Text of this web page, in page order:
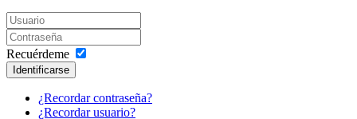
Recuérdeme
Identificarse
¿Recordar contraseña?
¿Recordar usuario?